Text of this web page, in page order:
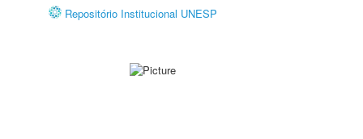
Repositório Institucional UNESP